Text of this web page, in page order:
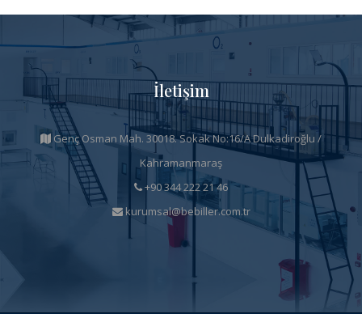
İletişim
Genç Osman Mah. 30018. Sokak No:16/A Dulkadiroğlu /
Kahramanmaraş
+90 344 222 21 46
kurumsal@bebiller.com.tr